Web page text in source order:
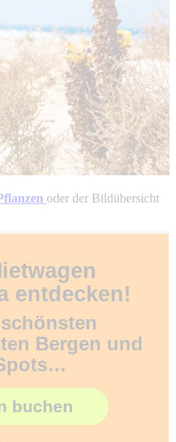
oder der Bildübersicht
entdecken!
Bergen und
buchen